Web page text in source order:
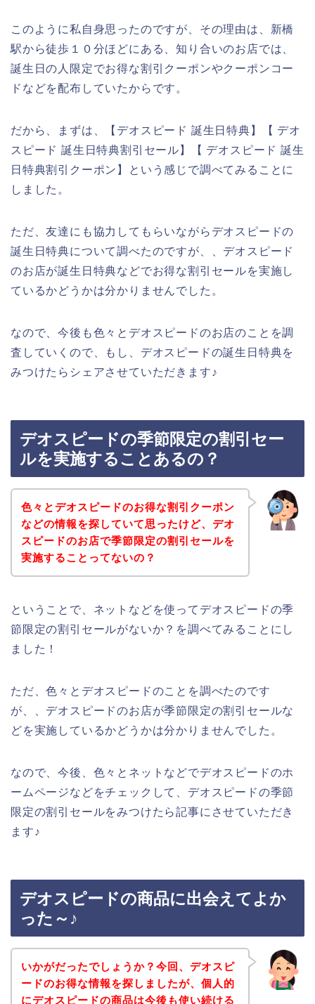
このように私自身思ったのですが、その理由は、新橋
駅から徒歩１０分ほどにある、知り合いのお店では、
誕生日の人限定でお得な割引クーポンやクーポンコー
ドなどを配布していたからです。
だから、まずは、【デオスピード 誕生日特典】【 デオ
スピード 誕生日特典割引セール】【 デオスピード 誕生
日特典割引クーポン】という感じで調べてみることに
しました。
ただ、友達にも協力してもらいながらデオスピードの
誕生日特典について調べたのですが、、デオスピード
のお店が誕生日特典などでお得な割引セールを実施し
ているかどうかは分かりませんでした。
なので、今後も色々とデオスピードのお店のことを調
査していくので、もし、デオスピードの誕生日特典を
みつけたらシェアさせていただきます♪
デオスピードの季節限定の割引セー
ルを実施することあるの？
色々とデオスピードのお得な割引クーポン
などの情報を探していて思ったけど、デオ
スピードのお店で季節限定の割引セールを
実施することってないの？
ということで、ネットなどを使ってデオスピードの季
節限定の割引セールがないか？を調べてみることにし
ました！
ただ、色々とデオスピードのことを調べたのです
が、、デオスピードのお店が季節限定の割引セールな
どを実施しているかどうかは分かりませんでした。
なので、今後、色々とネットなどでデオスピードのホ
ームページなどをチェックして、デオスピードの季節
限定の割引セールをみつけたら記事にさせていただき
ます♪
デオスピードの商品に出会えてよか
った～♪
いかがだったでしょうか？今回、デオスピ
ードのお得な情報を探しましたが、個人的
にデオスピードの商品は今後も使い続ける